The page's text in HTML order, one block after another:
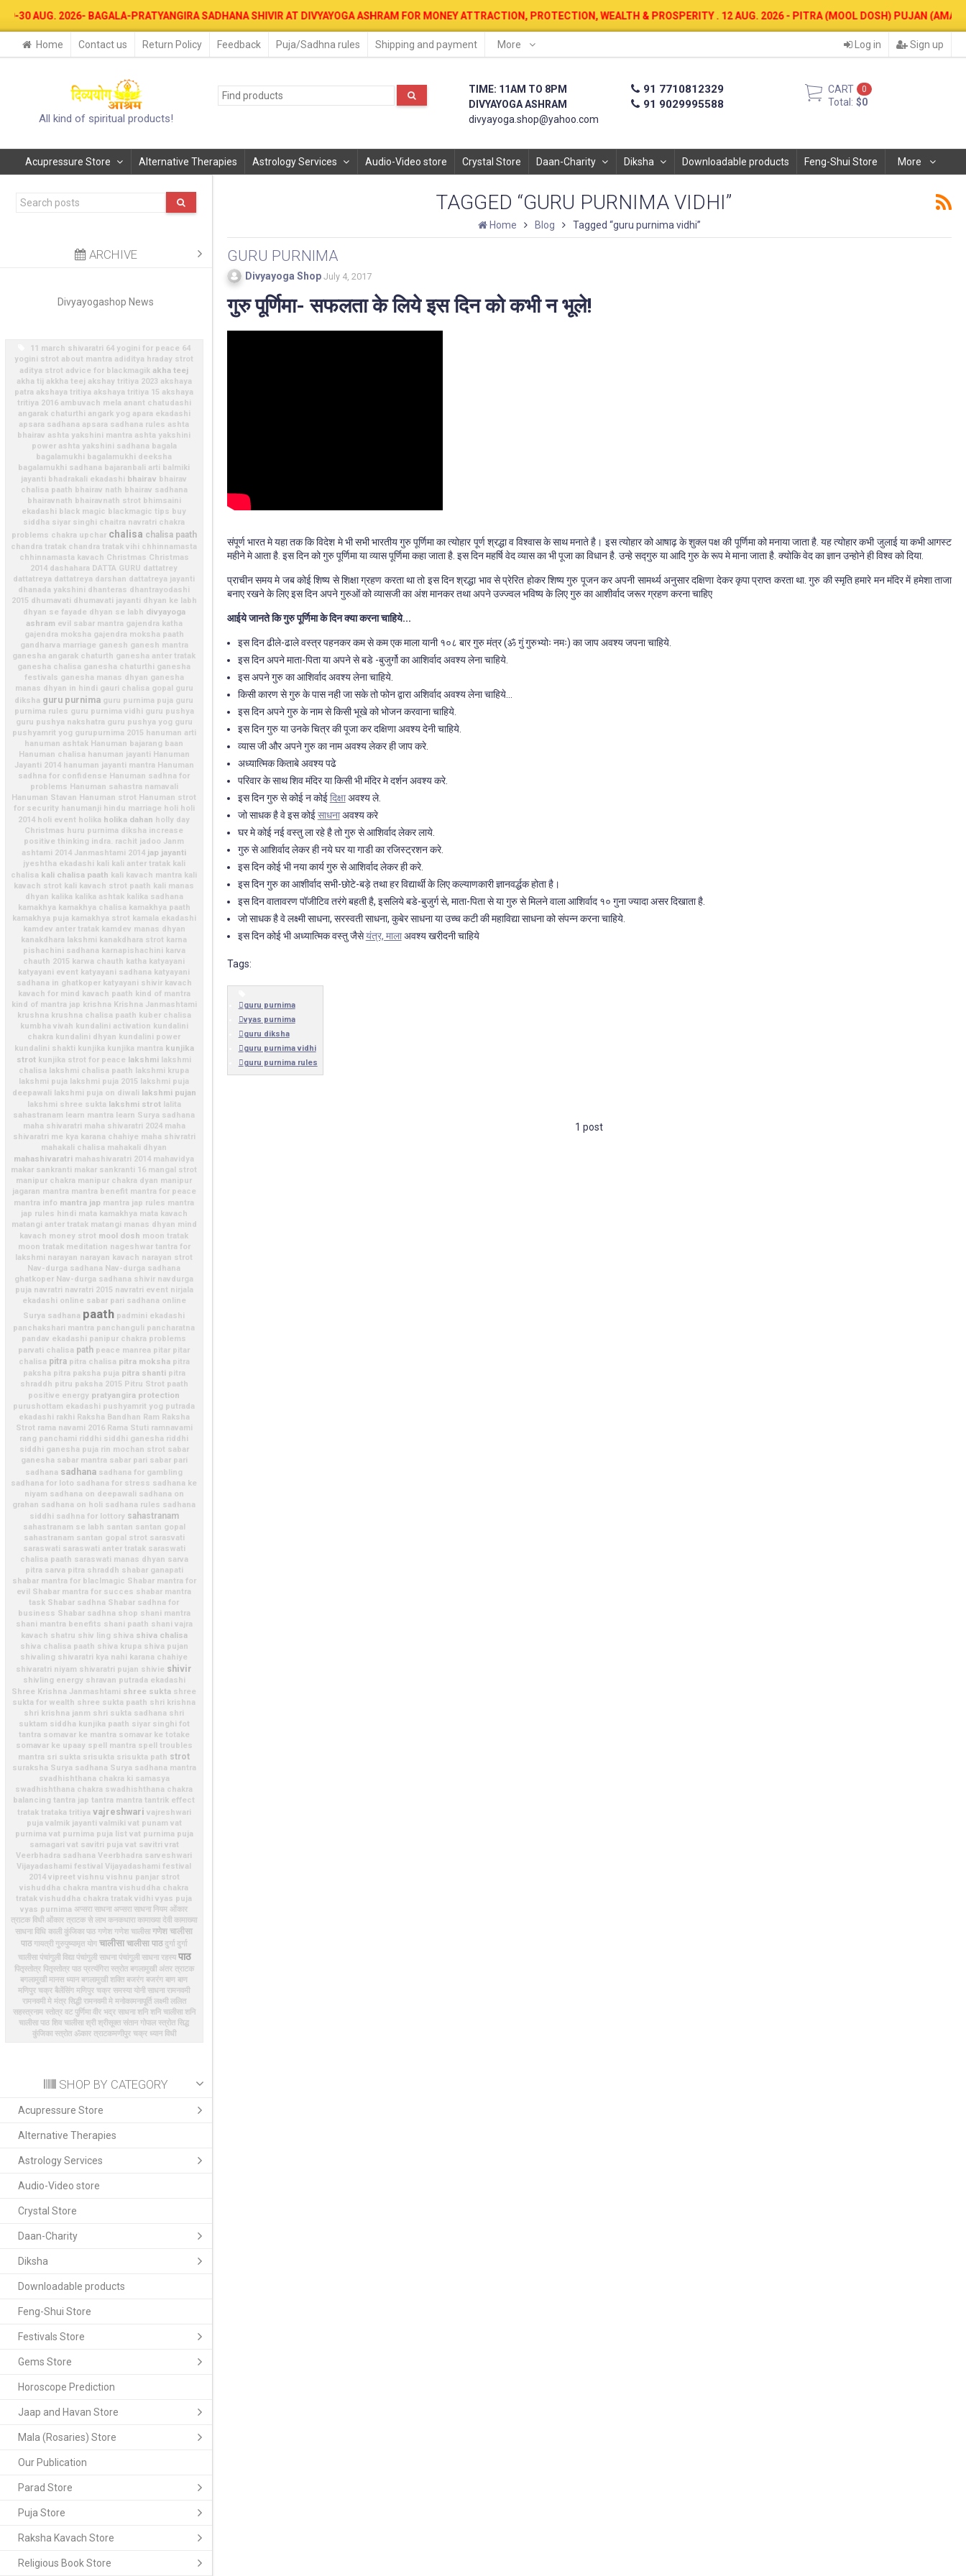
BAGALA-PRATYANGIRA SADHANA SHIVIR AT DIVYAYOGA ASHRAM FOR MONEY ATTRACTION, PROTECTION, WEALTH & PROSPERITY . 12 AUG. 2026 - PITRA (MOOL DOSH) PUJAN (AMAVASYA).
Home Contact us Return Policy Feedback Puja/Sadhna rules Shipping and payment More Log in Sign up
All kind of spiritual products!
TIME: 11AM TO 8PM
DIVYAYOGA ASHRAM
divyayoga.shop@yahoo.com
91 7710812329
91 9029995588
CART 0
Total: $0
Acupressure Store Alternative Therapies Astrology Services Audio-Video store Crystal Store Daan-Charity Diksha Downloadable products Feng-Shui Store More
ARCHIVE
Divyayogashop News
11 march shivaratri 64 yogini for peace 64
yogini strot about mantra adiditya hraday strot
aditya strot advice for blackmagik akha teej
akha tij akkha teej akshay tritiya 2023 akshaya
patra akshaya tritiya akshaya tritiya 15 akshaya
tritiya 2016 ambuvach mela anant chatudashi
angarak chaturthi angark yog apara ekadashi
apsara sadhana apsara sadhana rules ashta
bhairav ashta yakshini mantra ashta yakshini
power ashta yakshini sadhana bagala
bagalamukhi bagalamukhi deeksha
bagalamukhi sadhana bajaranbali arti balmiki
jayanti bhadrakali ekadashi bhairav bhairav
chalisa paath bhairav nath bhairav sadhana
bhairavnath bhairavnath strot bhimsaini
ekadashi black magic blackmagic tips buy
siddha siyar singhi chaitra navratri chakra
problems chakra upchar chalisa chalisa paath
chandra tratak chandra tratak vihi chhinnamasta
chhinnamasta kavach Christmas Christmas
2014 dashahara DATTA GURU dattatrey
dattatreya dattatreya darshan dattatreya jayanti
dhanada yakshini dhanteras dhantrayodashi
2015 dhumavati dhumavati jayanti dhyan ke labh
dhyan se fayade dhyan se labh divyayoga
ashram evil sabar mantra gajendra katha
gajendra moksha gajendra moksha paath
gandharva marriage ganesh ganesh mantra
ganesha angarak chaturth ganesha anter tratak
ganesha chalisa ganesha chaturthi ganesha
festivals ganesha manas dhyan ganesha
manas dhyan in hindi gauri chalisa gopal guru
diksha guru purnima guru purnima puja guru
purnima rules guru purnima vidhi guru pushya
guru pushya nakshatra guru pushya yog guru
pushyamrit yog gurupurnima 2015 hanuman arti
hanuman ashtak Hanuman bajarang baan
Hanuman chalisa hanuman jayanti Hanuman
Jayanti 2014 hanuman jayanti mantra Hanuman
sadhna for confidense Hanuman sadhna for
problems Hanuman sahastra namavali
Hanuman Stavan Hanuman strot Hanuman strot
for security hanumanji hindu marriage holi holi
2014 holi event holika holika dahan holly day
Christmas huru purnima diksha increase
positive thinking indra. rachit jadoo Janm
ashtami 2014 Janmashtami 2014 jap jayanti
jyeshtha ekadashi kali kali anter tratak kali
chalisa kali chalisa paath kali kavach mantra kali
kavach strot kali kavach strot paath kali manas
dhyan kalika kalika ashtak kalika sadhana
kamakhya kamakhya chalisa kamakhya paath
kamakhya puja kamakhya strot kamala ekadashi
kamdev anter tratak kamdev manas dhyan
kanakdhara lakshmi kanakdhara strot karna
pishachini sadhana karnapishachini karva
chauth 2015 karwa chauth katha katyayani
katyayani event katyayani sadhana katyayani
sadhana in ghatkoper katyayani shivir kavach
kavach for mind kavach paath kind of mantra
kind of mantra jap krishna Krishna Janmashtami
krushna krushna chalisa paath kuber chalisa
kumbha vivah kundalini activation kundalini
chakra kundalini dhyan kundalini power
kundalini shakti kunjika kunjika mantra kunjika
strot kunjika strot for peace lakshmi lakshmi
chalisa lakshmi chalisa paath lakshmi krupa
lakshmi puja lakshmi puja 2015 lakshmi puja
deepawali lakshmi puja on diwali lakshmi pujan
lakshmi shree sukta lakshmi strot lalita
sahastranam learn mantra learn Surya sadhana
maha shivaratri maha shivaratri 2024 maha
shivaratri me kya karana chahiye maha shivratri
mahakali chalisa mahakali dhyan
mahashivaratri mahashivaratri 2014 mahavidya
makar sankranti makar sankranti 16 mangal strot
manipur chakra manipur chakra dyan manipur
jagaran mantra mantra benefit mantra for peace
mantra info mantra jap mantra jap rules mantra
jap rules hindi mata kamakhya mata kavach
matangi anter tratak matangi manas dhyan mind
kavach money strot mool dosh moon tratak
moon tratak meditation nageshwar tantra for
lakshmi narayan narayan kavach narayan strot
Nav-durga sadhana Nav-durga sadhana
ghatkoper Nav-durga sadhana shivir navdurga
puja navratri navratri 2015 navratri event nirjala
ekadashi online sabar pari sadhana online
Surya sadhana paath padmini ekadashi
panchakshari mantra panchanguli pancharatna
pandav ekadashi panipur chakra problems
parvati chalisa path peace manrea pitar pitar
chalisa pitra pitra chalisa pitra moksha pitra
paksha pitra paksha puja pitra shanti pitra
shraddh pitru paksha 2015 Pitru Strot paath
positive energy pratyangira protection
purushottam ekadashi pushyamrit yog putrada
ekadashi rakhi Raksha Bandhan Ram Raksha
Strot rama navami 2016 Rama Stuti ramnavami
rang panchami riddhi siddhi ganesha riddhi
siddhi ganesha puja rin mochan strot sabar
ganesha sabar mantra sabar pari sabar pari
sadhana sadhana sadhana for gambling
sadhana for loto sadhana for stress sadhana ke
niyam sadhana on deepawali sadhana on
grahan sadhana on holi sadhana rules sadhana
siddhi sadhna for lottory sahastranam
sahastranam se labh santan santan gopal
sahastranam santan gopal strot sarasvati
saraswati saraswati anter tratak saraswati
chalisa paath saraswati manas dhyan sarva
pitra sarva pitra shraddh shabar ganapati
shabar mantra for blaclmagic Shabar mantra for
evil Shabar mantra for succes shabar mantra
task Shabar sadhna Shabar sadhna for
business Shabar sadhna shop shani mantra
shani mantra benefits shani paath shani vajra
kavach shatru shiv ling shiva shiva chalisa
shiva chalisa paath shiva krupa shiva pujan
shivaling shivaratri kya nahi karana chahiye
shivaratri niyam shivaratri pujan shivie shivir
shivling energy shravan putrada ekadashi
Shree Krishna Janmashtami shree sukta shree
sukta for wealth shree sukta paath shri krishna
shri krishna janm shri sukta sadhana shri
suktam siddha kunjika paath siyar singhi fot
tantra somavar ke mantra somavar ke totake
somavar ke upaay spell mantra spell troubles
mantra sri sukta srisukta srisukta path strot
suraksha Surya sadhana Surya sadhana mantra
svadhishthana chakra ki samasya
swadhishthana chakra swadhishthana chakra
balancing tantra jap tantra mantra tantrik effect
tratak trataka tritiya vajreshwari vajreshwari
puja valmik jayanti valmiki vat punam vat
purnima vat purnima puja list vat purnima puja
samagari vat savitri puja vat savitri vrat
Veerbhadra sadhana Veerbhadra sarveshwari
Vijayadashami festival Vijayadashami festival
2014 vipreet vishnu vishnu panjar strot
vishuddha chakra mantra vishuddha chakra
tratak vishuddha chakra tratak vidhi vyas puja
vyas purnima अप्सरा साधना अप्सरा साधना नियम ओंकार
त्राटक विधी ओंकार त्राटक से लाभ कनकधारा कामाख्या देवी कामाख्या
साधना विधि काली कुंजिका पाठ गणेश गणेश चालीसा गणेश चालीसा
पाठ गायत्री गुरुपुष्यामृत योग चालीसा चालीसा पाठ दुर्गा दुर्गा
चालीसा पंचांगुली विद्या पंचांगुली साधना पंचांगुली साधना रहस्य पाठ
पितृस्तोत्र पितृस्तोत्र पाठ प्रत्यंगिरा स्त्रोत बगलामुखी अंतर त्राटक
बगलामुखी मानस ध्यान बगलामुखी शक्ति बजरंग बजरंग बाण बाण
मणिपुर चक्र बैलेंसिंग मणिपुर चक्र समस्या योनी साधना रामनवमी
रामनवमी मे मंत्र सिद्धी रामनवमी मे मनोकामनापूर्ति लक्ष्मी ललित
सहस्त्रनाम स्तोत्र वट पुर्णिमा वीर भद्र साधना शनि शनि चालीसा शनि
चालीसा पाठ शिव चालीसा श्री श्रीसूक्त संतान गोपाल स्त्रोत सिद्ध
कुंजिका स्त्रोत ॐकार त्राटक​मणीपुर चक्र ध्यान विधी
SHOP BY CATEGORY
Acupressure Store
Alternative Therapies
Astrology Services
Audio-Video store
Crystal Store
Daan-Charity
Diksha
Downloadable products
Feng-Shui Store
Festivals Store
Gems Store
Horoscope Prediction
Jaap and Havan Store
Mala (Rosaries) Store
Our Publication
Parad Store
Puja Store
Raksha Kavach Store
Religious Book Store
TAGGED “GURU PURNIMA VIDHI”
Home Blog Tagged “guru purnima vidhi”
GURU PURNIMA
Divyayoga Shop July 4, 2017
गुरु पूर्णिमा- सफलता के लिये इस दिन को कभी न भूले!
संपूर्ण भारत मे यहा तक कि विदेश मे भी सभी भारतीय गुरु पूर्णिमा का त्योहार पूर्ण श्रद्धा व विश्वास के साथ मनाते है। इस त्योहार को आषाढ़ के शुक्ल पक्ष की पूर्णिमा को मनाया जाता है. यह त्योहार कभी जुलाई या कभी आगस्ट
महीने मे आता है. इस दिन को गुरु पूर्णिमा या व्यास पूर्णिमा कहा जाता है. इस दिन महर्षि वेद व्यास का भी पूजा का विधान है. उन्हे सद्गुरु या आदि गुरु के रूप मे माना जाता है. क्योकि वेद का ज्ञान उन्होने ही विश्व को दिया.
प्राचीन समय मे जब कोई शिष्य से शिक्षा ग्रहण करता था तो इस दिन श्रद्धा भाव से प्रेरित होकर शिष्य गुरु पूजन कर अपनी सामर्थ्य अनुसार दक्षिणा देकर कृपा प्राप्त करता था. गुरु की स्मृति हमारे मन मंदिर में हमेशा ताजा
बनाए रखने के लिए इस दिन अपने गुरुओं को व्यासजी का अंश मानकर तथा अपने उज्ज्वल भविष्य के लिए गुरु का आशीर्वाद जरूर ग्रहण करना चाहिए
आईये जानते कि गुरु पूर्णिमा के दिन क्या करना चाहिये...
इस दिन ढीले-ढाले वस्त्र पहनकर कम से कम एक माला यानी १०८ बार गुरु मंत्र (ॐ गुं गुरुभ्योः नमः) का जाप अवश्य जपना चाहिये.
इस दिन अपने माता-पिता या अपने से बडे -बुजुर्गो का आशिर्वाद अवश्य लेना चाहिये.
इस अपने गुरु का आशिर्वाद अवश्य लेना चाहिये.
किसी कारण से गुरु के पास नही जा सके तो फोन द्वारा अशिर्वाद अवश्य लेना चाहिये...
इस दिन अपने गुरु के नाम से किसी भूखे को भोजन करवाना चाहिये.
इस दिन गुरु या उनके चित्र की पूजा कर दक्षिणा अवश्य देनी चाहिये.
व्यास जी और अपने गुरु का नाम अवश्य लेकर ही जाप करे.
अध्यात्मिक किताबे अवश्य पढे
परिवार के साथ शिव मंदिर या किसी भी मंदिर मे दर्शन अवश्य करे.
इस दिन गुरु से कोई न कोईदिक्षाअवश्य ले.
जो साधक है वे इस कोईसाधनाअवश्य करे
घर मे कोई नई वस्तु ला रहे है तो गुरु से आशिर्वाद लेकर लाये.
गुरु से आशिर्वाद लेकर ही नये घर या गाडी का रजिस्ट्रशन करे.
इस दिन कोई भी नया कार्य गुरु से आशिर्वाद लेकर ही करे.
इस दिन गुरु का आशीर्वाद सभी-छोटे-बड़े तथा हर विद्यार्थी के लिए कल्याणकारी ज्ञानवर्द्धक होता है।
इस दिन वातावरण पॉजीटिव तरंगे बहती है, इसलिये बडे-बुजुर्ग से, माता-पिता से या गुरु से मिलने वाला आशिर्वाद १० गुना ज्यादा असर दिखाता है.
जो साधक है वे लक्ष्मी साधना, सरस्वती साधना, कुबेर साधना या उच्च कटी की महाविद्या साधना को संपन्न करना चाहिये.
इस दिन कोई भी अध्यात्मिक वस्तु जैसेयंत्र, मालाअवश्य खरीदनी चाहिये
Tags:
guru purnima
vyas purnima
guru diksha
guru purnima vidhi
guru purnima rules
1 post